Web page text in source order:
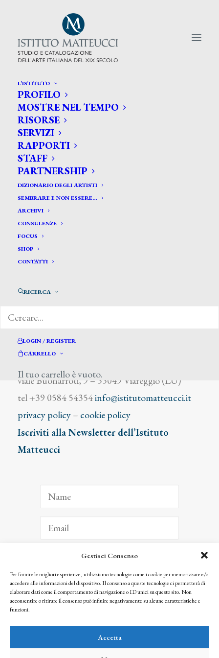
Gestisci Consenso
Per fornire le migliori esperienze, utilizziamo tecnologie come i cookie per memorizzare e/o
accedere alle informazioni del dispositivo. Il consenso a queste tecnologie ci permetterà di
elaborare dati come il comportamento di navigazione o ID unici su questo sito. Non
acconsentire o ritirare il consenso può influire negativamente su alcune caratteristiche e
funzioni.
Accetta
L’ISTITUTO
PROFILO
MOSTRE NEL TEMPO
RISORSE
SERVIZI
RAPPORTI
STAFF
PARTNERSHIP
DIZIONARIO DEGLI ARTISTI
SEMBRARE E NON ESSERE…
ARCHIVI
CONSULENZE
FOCUS
SHOP
CONTATTI
RICERCA
LOGIN / REGISTER
CARRELLO
Il tuo carrello è vuoto.
CERCA TRA GLI ARTISTI:
Search
for:
Conti Mosè Dante
viale Buonarroti, 9 – 55049 Viareggio (LU)
tel +39 0584 54354info@istitutomatteucci.it
privacy policy– cookie policy
Iscriviti alla Newsletter dell’Istituto
Matteucci
ISCRIVITI
Facendo clic per iscriverti, riconosci che le tue informazioni saranno trattate
seguendo la nostra Privacy Policy
© 2025 Istituto Matteucci. All right reserved
l’autorizzazione scritta dei proprietari dei diritti e dell’Istituto Matteucci